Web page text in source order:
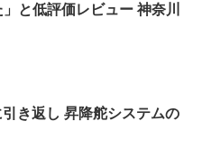
と低評価レビュー 神奈川
き返し 昇降舵システムの